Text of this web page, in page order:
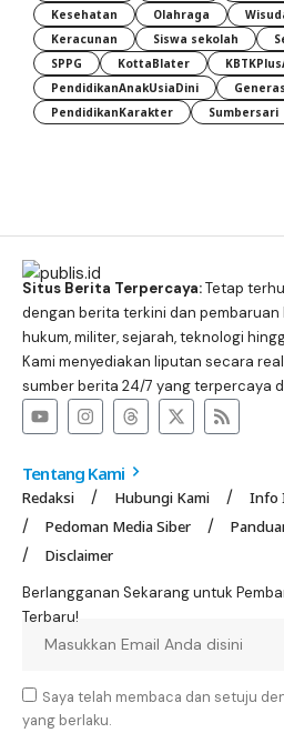
Kesehatan
Olahraga
Keracunan
Siswa sekolah
SPPG
KottaBlater
PendidikanAnakUsiaDini
PendidikanKarakter
Sumbersari
Situs Berita Terpercaya:Tetap
dengan berita terkini dan pembaruan
hukum, militer, sejarah, teknologi
Kami menyediakan liputan secara
sumber berita 24/7 yang terpercaya
Tentang Kami
Redaksi Hubungi Kami Info
Pedoman Media Siber
Disclaimer
Berlangganan Sekarang untuk
Terbaru!
Saya telah membaca dan setuju
yang berlaku.